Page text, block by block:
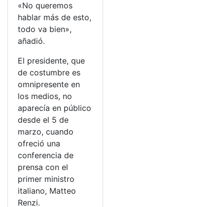
«No queremos
hablar más de esto,
todo va bien»,
añadió.
El presidente, que
de costumbre es
omnipresente en
los medios, no
aparecía en público
desde el 5 de
marzo, cuando
ofreció una
conferencia de
prensa con el
primer ministro
italiano, Matteo
Renzi.